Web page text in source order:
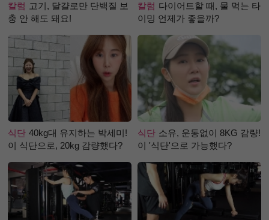
칼럼 고기, 달걀로만 단백질 보
충 안 해도 돼요!
칼럼 다이어트할 때, 물 먹는 타
이밍 언제가 좋을까?
식단 40kg대 유지하는 박세미!
이 식단으로, 20kg 감량했다?
식단 소유, 운동없이 8KG 감량!
이 '식단'으로 가능했다?